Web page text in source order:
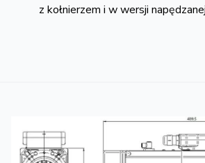
z kołnierzem i w wersji